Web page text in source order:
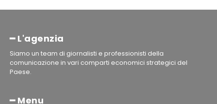
━ L'agenzia
Siamo un team di giornalisti e professionisti della
comunicazione in vari comparti economici strategici del
Paese.
━ Menu